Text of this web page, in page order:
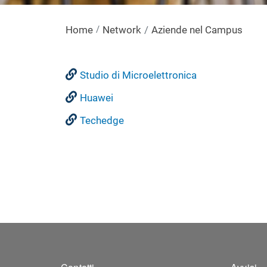
Home Network Aziende nel Campus
Studio di Microelettronica
Huawei
Techedge